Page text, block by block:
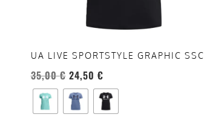
UA LIVE SPORTSTYLE GRAPHIC SSC
35,00€ 24,50 €
del
prodotto